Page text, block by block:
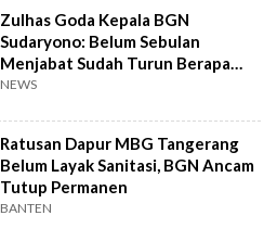
Zulhas Goda Kepala BGN
Sudaryono: Belum Sebulan
Menjabat Sudah Turun Berapa
Kilo?
NEWS
Ratusan Dapur MBG Tangerang
Belum Layak Sanitasi, BGN Ancam
Tutup Permanen
BANTEN